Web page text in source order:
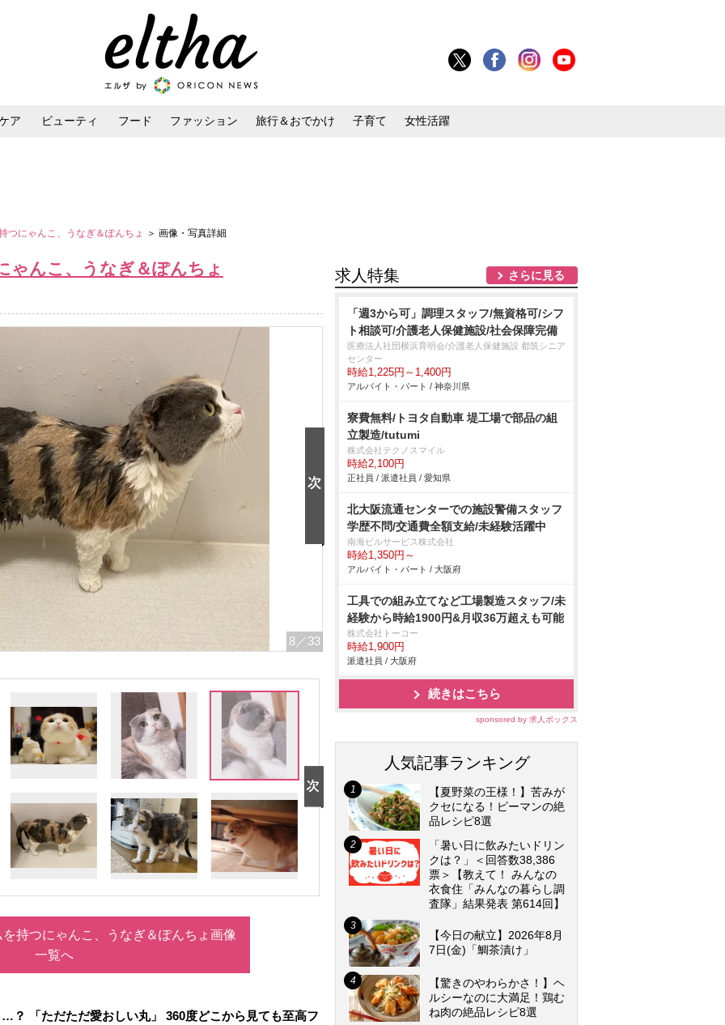
ア ビューティ フード ファッション 旅行＆おでかけ 子育て 女性活躍
つにゃんこ、うなぎ＆ぽんちょ ＞ 画像・写真詳細
ゃんこ、うなぎ＆ぽんちょ
8 ／33
持つにゃんこ、うなぎ＆ぽんちょ画像
一覧へ
？ 「ただただ愛おしい丸」 360度どこから見ても至高フ
求人特集 さらに見る
「週3から可」調理スタッフ/無資格可/シフ
ト相談可/介護老人保健施設/社会保障完備
医療法人社団横浜育明会/介護老人保健施設 都筑シニア
センター
時給1,225円～1,400円
アルバイト・パート / 神奈川県
寮費無料/トヨタ自動車 堤工場で部品の組
立製造/tutumi
株式会社テクノスマイル
時給2,100円
正社員 / 派遣社員 / 愛知県
北大阪流通センターでの施設警備スタッフ
学歴不問/交通費全額支給/未経験活躍中
南海ビルサービス株式会社
時給1,350円～
アルバイト・パート / 大阪府
工具での組み立てなど工場製造スタッフ/未
経験から時給1900円&月収36万超えも可能
株式会社トーコー
時給1,900円
派遣社員 / 大阪府
続きはこちら
sponsored by 求人ボックス
人気記事ランキング
【夏野菜の王様！】苦みが
クセになる！ピーマンの絶
品レシピ8選
「暑い日に飲みたいドリン
クは？」＜回答数38,386
票＞【教えて！ みんなの
衣食住「みんなの暮らし調
査隊」結果発表 第614回】
【今日の献立】2026年8月
7日(金)「鯛茶漬け」
【驚きのやわらかさ！】ヘ
ルシーなのに大満足！鶏む
ね肉の絶品レシピ8選